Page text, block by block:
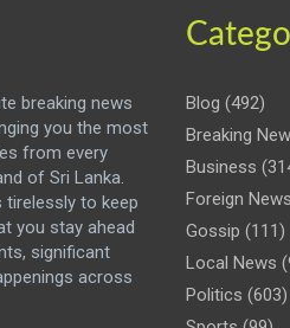
breaking news
you the most
from every
of Sri Lanka.
tirelessly to keep
you stay ahead
significant
across
Blog (492)
Breaking
Business
Foreign News
Gossip (111)
Local News
Politics (603)